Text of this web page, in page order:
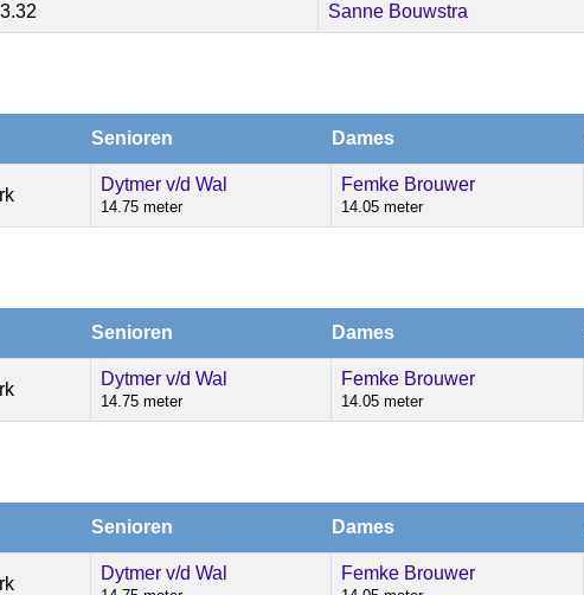
Sanne Bouwstra
Senioren Dames
Dytmer v/d Wal
14.75 meter
Femke Brouwer
14.05 meter
Senioren Dames
Dytmer v/d Wal
14.75 meter
Femke Brouwer
14.05 meter
Senioren Dames
Dytmer v/d Wal Femke Brouwer